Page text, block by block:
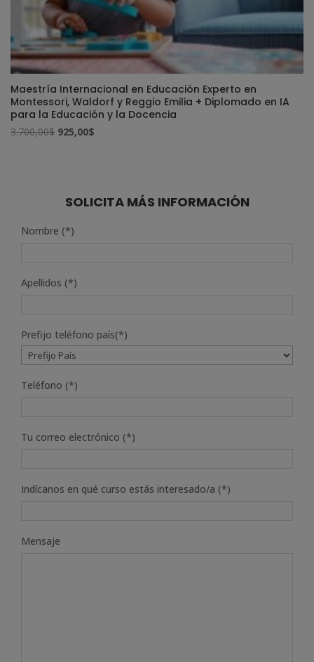
Maestría Internacional en Educación Experto en
Montessori, Waldorf y Reggio Emilia + Diplomado en IA
para la Educación y la Docencia
3.700,00$ El
3.700,00$.
925,00$
925,00$.
SOLICITA MÁS INFORMACIÓN
Nombre (*)
Apellidos (*)
Prefijo teléfono país(*)
Teléfono (*)
Tu correo electrónico (*)
Indícanos en qué curso estás interesado/a (*)
Mensaje